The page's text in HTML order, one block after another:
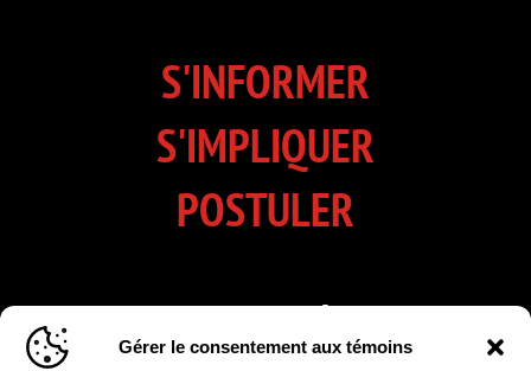
Gérer le consentement aux témoins
S'INFORMER
S'IMPLIQUER
POSTULER
INSCRIVEZ-VOUS À NOTRE
INFOLETTRE